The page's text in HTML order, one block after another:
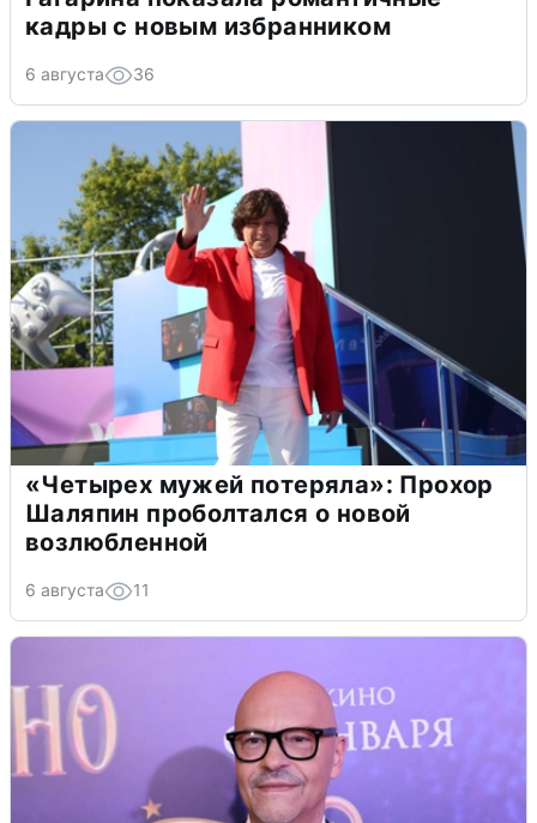
кадры с новым избранником
6 августа 36
«Четырех мужей потеряла»: Прохор
Шаляпин проболтался о новой
возлюбленной
6 августа 11